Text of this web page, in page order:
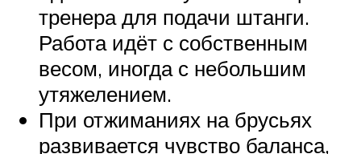
тренера для подачи штанги.
Работа идёт с собственным
весом, иногда с небольшим
утяжелением.
При отжиманиях на брусьях
развивается чувство баланса,